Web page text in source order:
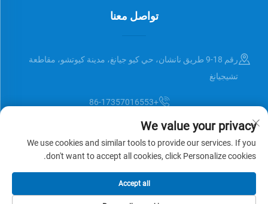
تواصل معنا
رقم 18-9 طريق نانشان، حي كيو جيانغ، مدينة كيوتشو، مقاطعة
تشيجيانغ
+86-17357016553
[email protected]
حقوق النشر © Zhejiang Universal Trading Co.,Ltd. جميع الحقوق محفوظة
سياسة الخصوصية
We value your privacy
We use cookies and similar tools to provide our services. If you
don't want to accept all cookies, click Personalize cookies.
Accept all